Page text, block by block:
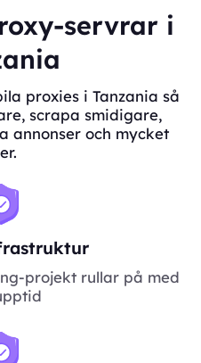
servrar i
proxies i Tanzania så
scrapa smidigare,
annonser och mycket
projekt rullar på med